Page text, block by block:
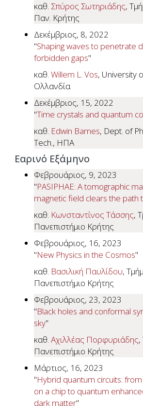
καθ. Σπύρος Σωτηριάδης,
Παν. Κρήτης
Δεκέμβριος, 8, 2022
"Shaping waves to penetrate
forbidden gaps"
καθ. Willem L. Vos, University
Ολλανδία
Δεκέμβριος, 15, 2022
"Time crystals and quantum
καθ. Edwin Barnes, Dept. of
Tech., ΗΠΑ
Εαρινό Εξάμηνο
Φεβρουάριος, 9, 2023
"PASIPHAE: A tomographic
magnetic field clears the path
καθ. Κωνσταντίνος Τάσσης,
Πανεπιστήμιο Κρήτης
Φεβρουάριος, 16, 2023
"New Physics in the Cosmos"
καθ. Βασιλική Παυλίδου,
Πανεπιστήμιο Κρήτης
Φεβρουάριος, 23, 2023
"Black holes and conformal
sky"
καθ. Αχιλλέας Πορφυριάδης,
Πανεπιστήμιο Κρήτης
Μάρτιος, 16, 2023
"Hybrid quantum circuits:
on a chip to quantum
dark matter"